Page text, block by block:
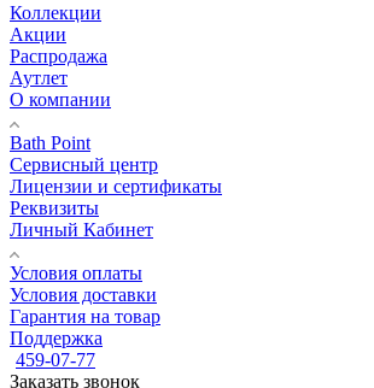
Коллекции
Акции
Распродажа
Аутлет
О компании
Bath Point
Сервисный центр
Лицензии и сертификаты
Реквизиты
Личный Кабинет
Условия оплаты
Условия доставки
Гарантия на товар
Поддержка
459-07-77
Заказать звонок